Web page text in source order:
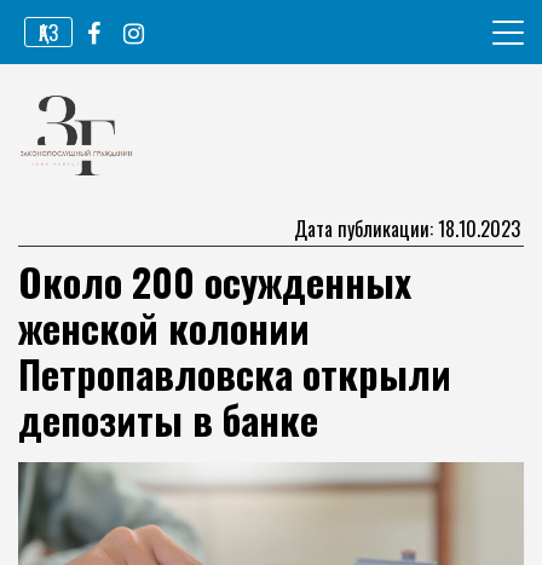
Перейти
содержимому
ҚАЗ
Законопослушный гражданин
Дата публикации: 18.10.2023
Около 200 осужденных
женской колонии
Петропавловска открыли
депозиты в банке